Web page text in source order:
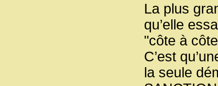
La plus
qu’elle
"côte à
C’est
la seule